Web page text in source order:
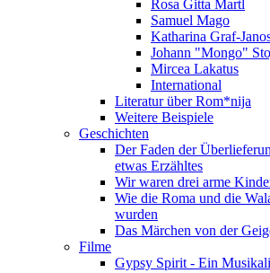
Rosa Gitta Martl
Samuel Mago
Katharina Graf-
Johann "Mongo"
Mircea Lakatus
International
Literatur über Rom*nija
Weitere Beispiele
Geschichten
Der Faden der
etwas Erzähltes
Wir waren drei arme
Wie die Roma und die
wurden
Das Märchen von der
Filme
Gypsy Spirit - Ein